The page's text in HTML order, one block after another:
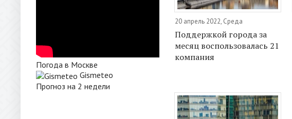
Погода в Москве
Gismeteo
Прогноз на 2 недели
20 апрель 2022, Среда
Поддержкой города за
месяц воспользовалась 21
компания